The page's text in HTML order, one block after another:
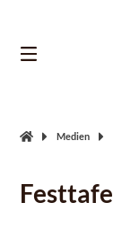
Inhalt
Medien